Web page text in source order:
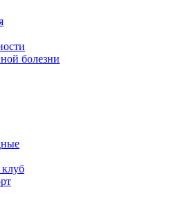
болезни